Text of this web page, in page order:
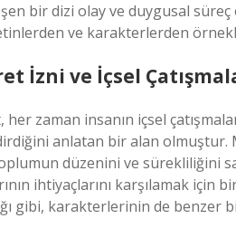
bir dizi olay ve duygusal
ve karakterlerden
İzni ve İçsel
her zaman insanın içsel
anlatan bir alan olmuştur.
düzenini ve sürekliliğini
ihtiyaçlarını karşılamak için
gibi, karakterlerinin de benzer